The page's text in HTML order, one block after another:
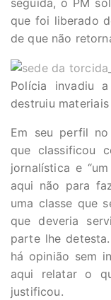
seguida, o PM
que foi liberado
de que não
Polícia invadiu
destruiu
Em seu perfil no
que classificou
jornalística e
aqui não para
uma classe que
que deveria
parte lhe
há opinião sem
aqui relatar o
justificou.